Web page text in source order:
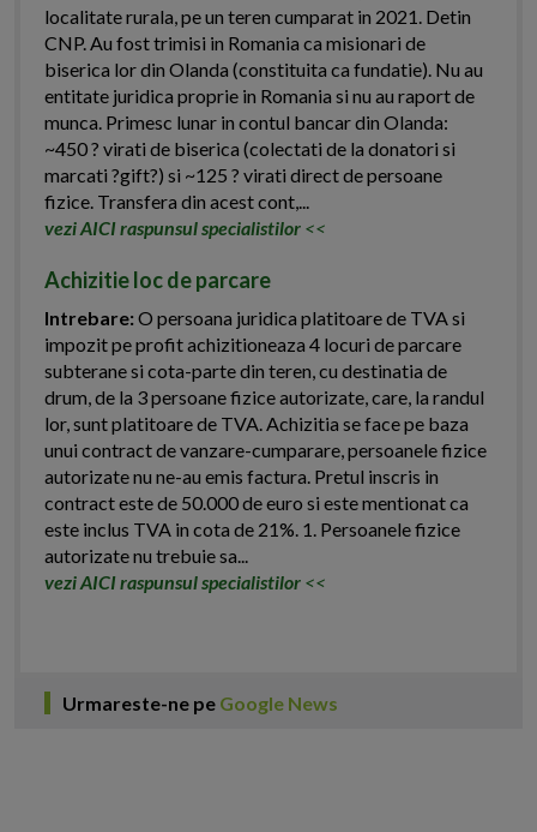
localitate rurala, pe un teren cumparat in 2021. Detin
CNP. Au fost trimisi in Romania ca misionari de
biserica lor din Olanda (constituita ca fundatie). Nu au
entitate juridica proprie in Romania si nu au raport de
munca. Primesc lunar in contul bancar din Olanda:
~450 ? virati de biserica (colectati de la donatori si
marcati ?gift?) si ~125 ? virati direct de persoane
fizice. Transfera din acest cont,...
vezi AICI raspunsul specialistilor <<
Achizitie loc de parcare
Intrebare:O persoana juridica platitoare de TVA si
impozit pe profit achizitioneaza 4 locuri de parcare
subterane si cota-parte din teren, cu destinatia de
drum, de la 3 persoane fizice autorizate, care, la randul
lor, sunt platitoare de TVA. Achizitia se face pe baza
unui contract de vanzare-cumparare, persoanele fizice
autorizate nu ne-au emis factura. Pretul inscris in
contract este de 50.000 de euro si este mentionat ca
este inclus TVA in cota de 21%. 1. Persoanele fizice
autorizate nu trebuie sa...
vezi AICI raspunsul specialistilor <<
Urmareste-ne pe Google News